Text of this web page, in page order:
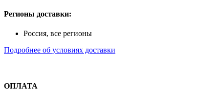
Регионы доставки:
Россия, все регионы
Подробнее об условиях доставки
ОПЛАТА